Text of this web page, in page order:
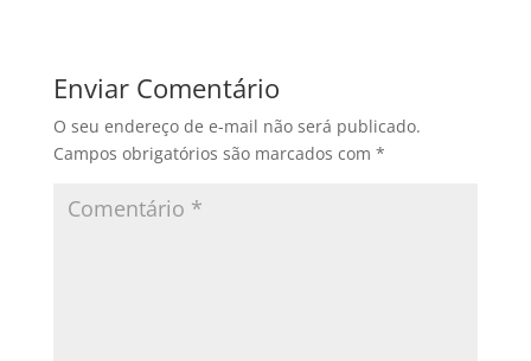
Enviar Comentário
O seu endereço de e-mail não será publicado.
Campos obrigatórios são marcados com *